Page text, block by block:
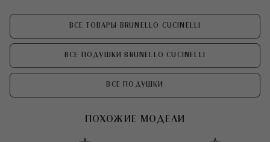
ВСЕ ТОВАРЫ BRUNELLO CUCINELLI
ВСЕ ПОДУШКИ BRUNELLO CUCINELLI
ВСЕ ПОДУШКИ
ПОХОЖИЕ МОДЕЛИ